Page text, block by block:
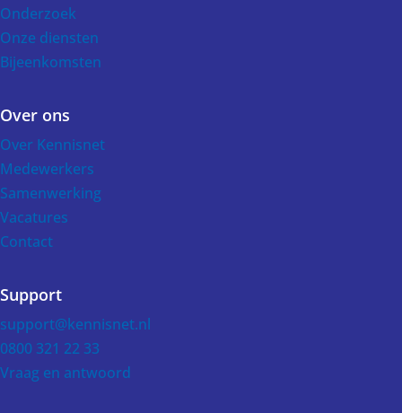
Onderzoek
Onze diensten
Bijeenkomsten
Over ons
Over Kennisnet
Medewerkers
Samenwerking
Vacatures
Contact
Support
support@kennisnet.nl
0800 321 22 33
Vraag en antwoord